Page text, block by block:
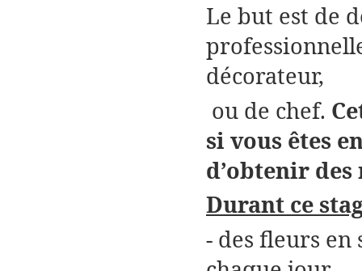
Le but est de
décorateur,
ou de chef.
si vous êtes
d’obtenir
Durant ce
- des fleurs